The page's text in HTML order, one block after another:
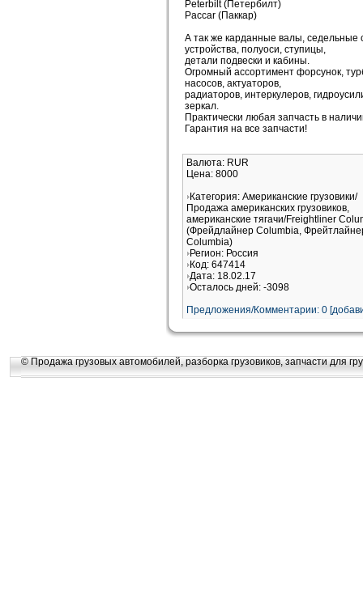
Peterbilt (Петербилт)
Paccar (Паккар)
А так же карданные валы, седельные
устройства, полуоси, ступицы,
детали подвески и кабины.
Огромный ассортимент форсунок,
насосов, актуаторов,
радиаторов, интеркулеров,
зеркал.
Практически любая запчасть в
Гарантия на все запчасти!
Валюта: RUR
Цена: 8000
Категория: Американские грузовики/
Продажа американских грузовиков,
американские тягачи/Freightliner
(Фрейдлайнер Columbia,
Columbia)
Регион: Россия
Код: 647414
Дата: 18.02.17
Осталось дней: -3098
Предложения/Комментарии: 0
© Продажа грузовых автомобилей, разборка грузовиков, запчасти для